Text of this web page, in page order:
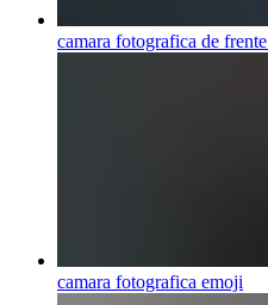
camara fotografica de frente
camara fotografica emoji